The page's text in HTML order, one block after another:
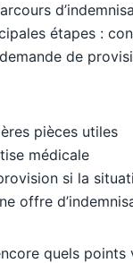
étapes :
de
pièces utiles
médicale
si la
offre
quels